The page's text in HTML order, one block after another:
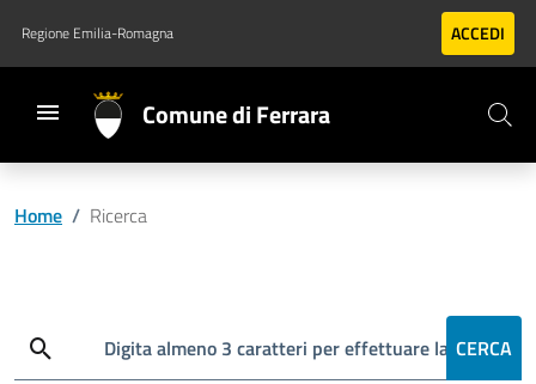
Vai al contenuto principale
Vai al footer
Regione Emilia-Romagna ACCEDI
Comune di Ferrara
Home / Ricerca
Digita almeno 3 caratteri per effettuare la ricerca
CERCA